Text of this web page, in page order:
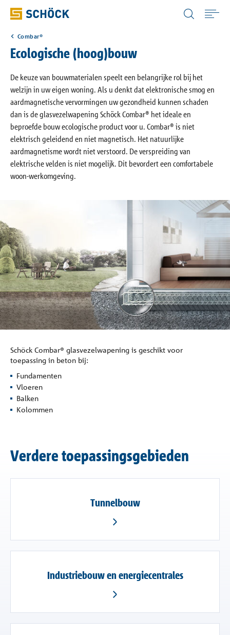
Toepassingen
Producten
Digitale oplossingen
Downloads
Referenties
Onderneming
Contact
Netherlands (NL) Nederlands
Combar®
Ecologische (hoog)bouw
De keuze van bouwmaterialen speelt een belangrijke rol bij het
welzijn in uw eigen woning. Als u denkt dat elektronische smog en
aardmagnetische vervormingen uw gezondheid kunnen schaden
dan is de glasvezelwapening Schöck Combar® het ideale en
beproefde bouw ecologische product voor u. Combar® is niet
elektrisch geleidend en niet magnetisch. Het natuurlijke
aardmagnetisme wordt niet verstoord. De verspreiding van
elektrische velden is niet mogelijk. Dit bevordert een comfortabele
woon-werkomgeving.
Schöck Combar® glasvezelwapening is geschikt voor
toepassing in beton bij:
Fundamenten
Vloeren
Balken
Kolommen
Verdere toepassingsgebieden
Tunnelbouw
Industriebouw en energiecentrales